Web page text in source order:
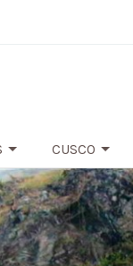
CUSCO